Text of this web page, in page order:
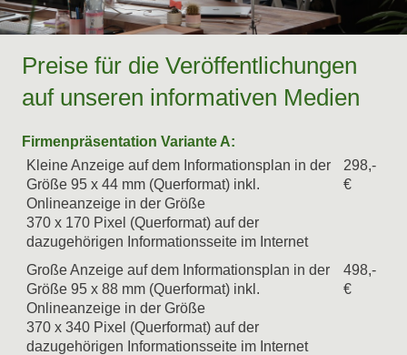
Preise für die Veröffentlichungen
auf unseren informativen Medien
Firmenpräsentation Variante A:
Kleine Anzeige auf dem Informationsplan in der
Größe 95 x 44 mm (Querformat) inkl.
Onlineanzeige in der Größe
370 x 170 Pixel (Querformat) auf der
dazugehörigen Informationsseite im Internet
298,-
€
Große Anzeige auf dem Informationsplan in der
Größe 95 x 88 mm (Querformat) inkl.
Onlineanzeige in der Größe
370 x 340 Pixel (Querformat) auf der
dazugehörigen Informationsseite im Internet
498,-
€